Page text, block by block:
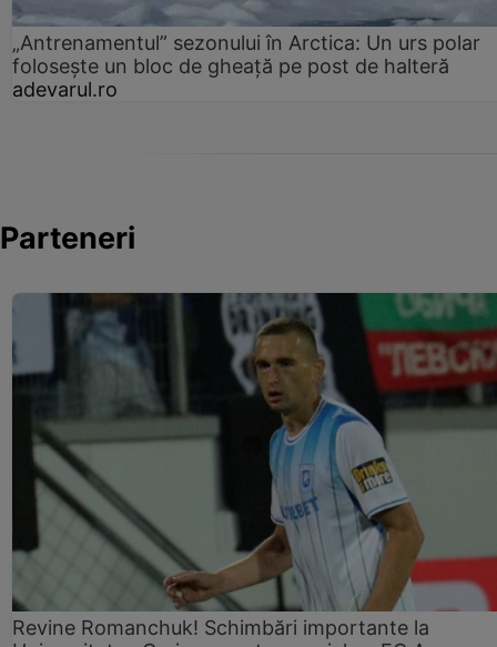
„Antrenamentul” sezonului în Arctica: Un urs polar
folosește un bloc de gheață pe post de halteră
adevarul.ro
Parteneri
Revine Romanchuk! Schimbări importante la